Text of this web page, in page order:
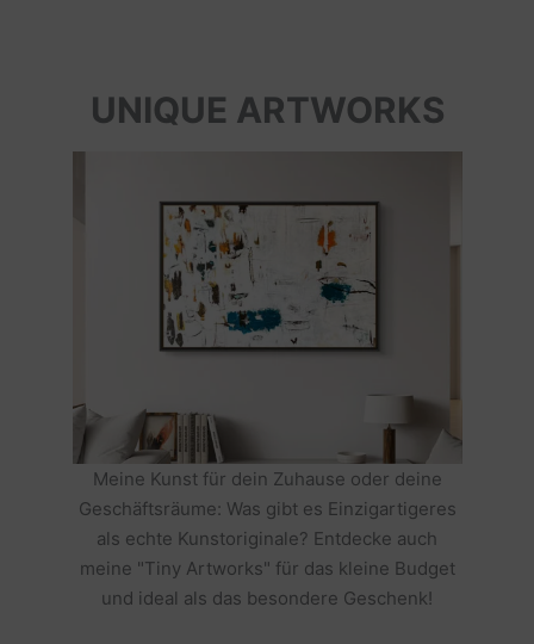
UNIQUE ARTWORKS
Meine Kunst für dein Zuhause oder deine
Geschäftsräume: Was gibt es Einzigartigeres
als echte Kunstoriginale? Entdecke auch
meine "Tiny Artworks" für das kleine Budget
und ideal als das besondere Geschenk!